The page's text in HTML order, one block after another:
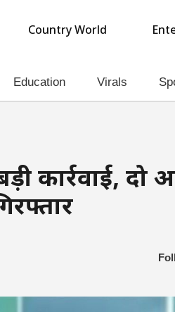
Country World
Education Virals
कार्रवाई,